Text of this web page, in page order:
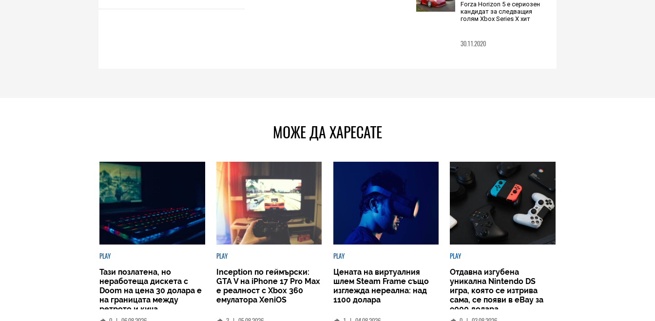
Forza Horizon 5 е сериозен
кандидат за следващия
голям Xbox Series X хит
30.11.2020
МОЖЕ ДА ХАРЕСАТЕ
PLAY
Тази позлатена, но
неработеща дискета с
Doom на цена 30 долара е
на границата между
ретрото и кича
PLAY
Inception по геймърски:
GTA V на iPhone 17 Pro Max
е реалност с Xbox 360
емулатора XeniOS
PLAY
Цената на виртуалния
шлем Steam Frame също
изглежда нереална: над
1100 долара
PLAY
Отдавна изгубена
уникална Nintendo DS
игра, която се изтрива
сама, се появи в eBay за
9000 долара